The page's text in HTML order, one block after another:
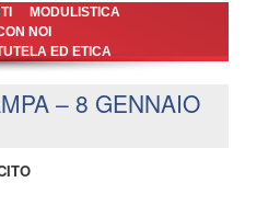
MODULISTICA
NOI
ED ETICA
– 8 GENNAIO